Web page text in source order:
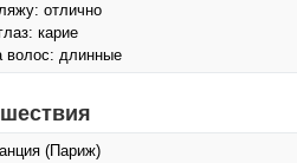
отлично
карие
волос: длинные
(Париж)